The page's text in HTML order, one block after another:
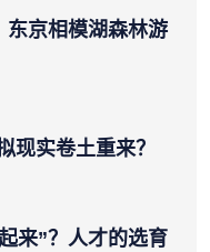
东京相模湖森林游
现实卷土重来？
来”？人才的选育